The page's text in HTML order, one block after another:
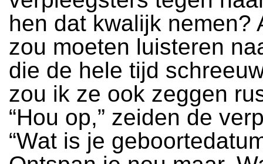
hen dat kwalijk nemen?
zou moeten luisteren
die de hele tijd
zou ik ze ook zeggen
“Hou op,” zeiden de
“Wat is je